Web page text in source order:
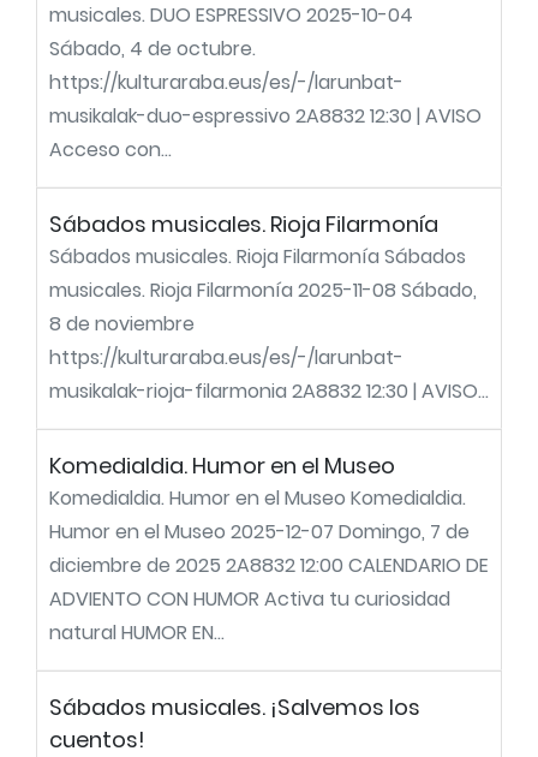
musicales. DUO ESPRESSIVO 2025-10-04
Sábado, 4 de octubre.
https://kulturaraba.eus/es/-/larunbat-
musikalak-duo-espressivo 2A8832 12:30 | AVISO
Acceso con...
Sábados musicales. Rioja Filarmonía
Sábados musicales. Rioja Filarmonía Sábados
musicales. Rioja Filarmonía 2025-11-08 Sábado,
8 de noviembre
https://kulturaraba.eus/es/-/larunbat-
musikalak-rioja-filarmonia 2A8832 12:30 | AVISO...
Komedialdia. Humor en el Museo
Komedialdia. Humor en el Museo Komedialdia.
Humor en el Museo 2025-12-07 Domingo, 7 de
diciembre de 2025 2A8832 12:00 CALENDARIO DE
ADVIENTO CON HUMOR Activa tu curiosidad
natural HUMOR EN...
Sábados musicales. ¡Salvemos los
cuentos!